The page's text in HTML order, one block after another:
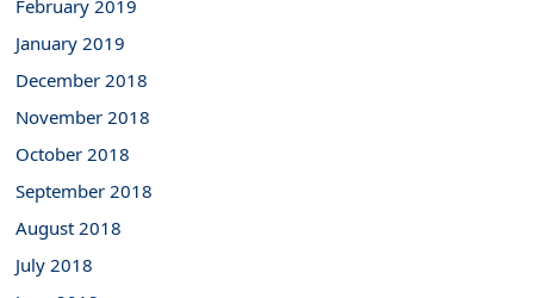
February 2019
January 2019
December 2018
November 2018
October 2018
September 2018
August 2018
July 2018